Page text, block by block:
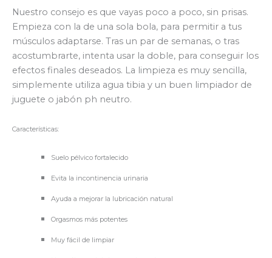
Nuestro consejo es que vayas poco a poco, sin prisas.
Empieza con la de una sola bola, para permitir a tus
músculos adaptarse. Tras un par de semanas, o tras
acostumbrarte, intenta usar la doble, para conseguir los
efectos finales deseados. La limpieza es muy sencilla,
simplemente utiliza agua tibia y un buen limpiador de
juguete o jabón ph neutro.
Características:
Suelo pélvico fortalecido
Evita la incontinencia urinaria
Ayuda a mejorar la lubricación natural
Orgasmos más potentes
Muy fácil de limpiar